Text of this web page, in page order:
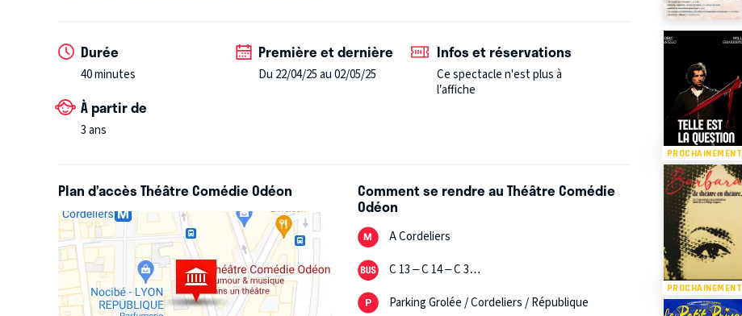
gourmands !
Durée
40 minutes
Première et dernière
Du 22/04/25 au 02/05/25
Infos et réservations
Ce spectacle n'est plus à
l’affiche
À partir de
3 ans
Plan d’accès Théâtre Comédie Odéon Comment se rendre au Théâtre Comédie
Odéon
A Cordeliers
C 13 – C 14 – C 3…
Parking Grolée / Cordeliers / République
PROCHAINEMENT
PROCHAINEMENT